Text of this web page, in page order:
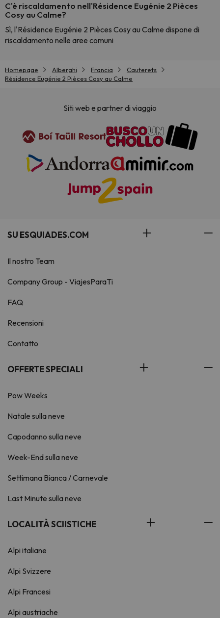
C'è riscaldamento nell'Résidence Eugénie 2 Pièces
Cosy au Calme?
Sì, l'Résidence Eugénie 2 Pièces Cosy au Calme dispone di
riscaldamento nelle aree comuni
Homepage Alberghi Francia
Cauterets
Résidence Eugénie 2 Pièces Cosy au Calme
Siti web e partner di viaggio
SU ESQUIADES.COM
Il nostro Team
Company Group - ViajesParaTi
FAQ
Recensioni
Contatto
OFFERTE SPECIALI
Pow Weeks
Natale sulla neve
Capodanno sulla neve
Week-End sulla neve
Settimana Bianca / Carnevale
Last Minute sulla neve
LOCALITÀ SCIISTICHE
Alpi italiane
Alpi Svizzere
Alpi Francesi
Alpi austriache